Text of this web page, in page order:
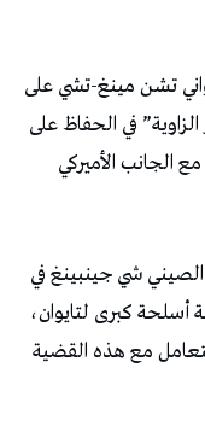
تشن مينغ-تشي على
في الحفاظ على
الجانب الأميركي
شي جينبينغ في
كبرى لتايوان،
مع هذه القضية